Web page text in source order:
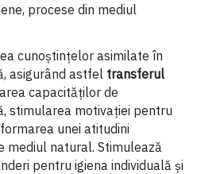
procese din mediul
cunoştinţelor asimilate în
asigurând astfel transferul
capacităţilor de
stimularea motivaţiei pentru
unei atitudini
mediul natural. Stimulează
pentru igiena individuală și